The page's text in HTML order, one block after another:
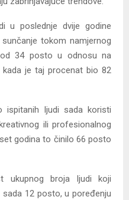
u poslednje dvije godine
tokom namjernog
34 posto u odnosu na
kada je taj procenat bio 82
ljudi sada koristi
ili profesionalnog
godina to činilo 66 posto
ukupnog broja ljudi koji
12 posto, u poređenju